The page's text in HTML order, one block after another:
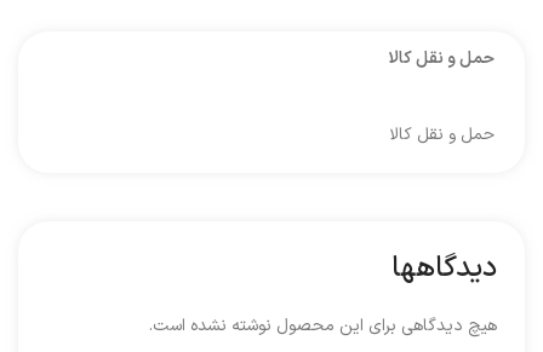
حمل و نقل کالا
حمل و نقل کالا
دیدگاهها
هیچ دیدگاهی برای این محصول نوشته نشده است.